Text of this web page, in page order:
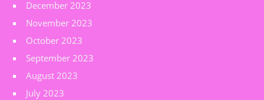
December 2023
November 2023
October 2023
September 2023
August 2023
July 2023